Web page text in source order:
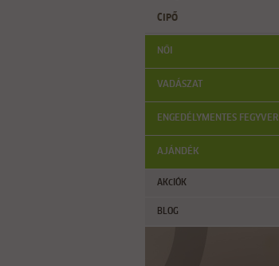
CIPŐ
NŐI
VADÁSZAT
ENGEDÉLYMENTES FEGYVER
AJÁNDÉK
AKCIÓK
BLOG